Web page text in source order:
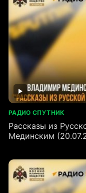
РАДИО СПУТНИК
Рассказы из
Мединским